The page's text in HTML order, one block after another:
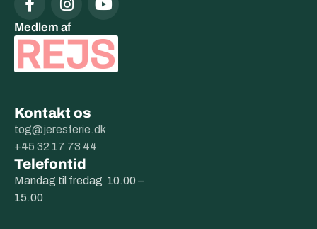
Medlem af
Kontakt os
tog@jeresferie.dk
+45 32 17 73 44
Telefontid
Mandag til fredag 10.00 –
15.00